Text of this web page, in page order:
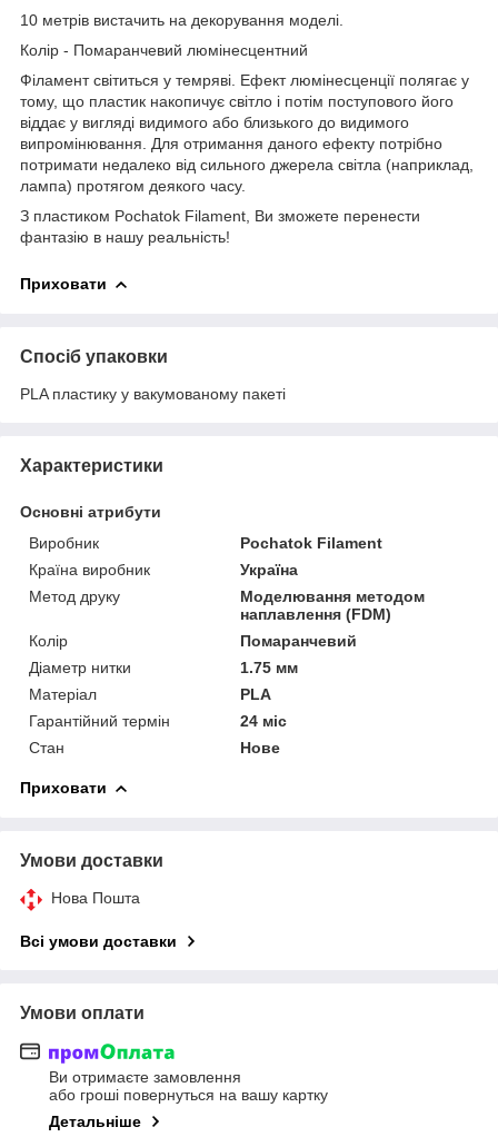
10 метрів вистачить на декорування моделі.
Колір - Помаранчевий люмінесцентний
Філамент світиться у темряві. Ефект люмінесценції полягає у
тому, що пластик накопичує світло і потім поступового його
віддає у вигляді видимого або близького до видимого
випромінювання. Для отримання даного ефекту потрібно
потримати недалеко від сильного джерела світла (наприклад,
лампа) протягом деякого часу.
З пластиком Pochatok Filament, Ви зможете перенести
фантазію в нашу реальність!
Приховати
Спосіб упаковки
PLA пластику у вакумованому пакеті
Характеристики
Основні атрибути
Виробник
Pochatok Filament
Країна виробник
Україна
Метод друку
Моделювання методом
наплавлення (FDM)
Колір
Помаранчевий
Діаметр нитки
1.75 мм
Матеріал
PLA
Гарантійний термін
24 міс
Стан
Нове
Приховати
Умови доставки
Нова Пошта
Всі умови доставки
Умови оплати
Ви отримаєте замовлення
або гроші повернуться на вашу картку
Детальніше